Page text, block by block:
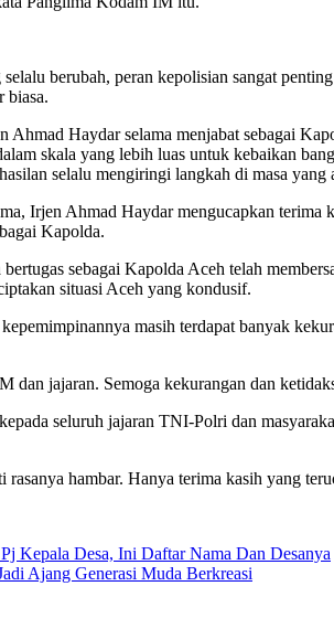
berubah, peran kepolisian sangat
biasa.
Ahmad Haydar selama menjabat sebagai
skala yang lebih luas untuk kebaikan
selalu mengiringi langkah di masa
Irjen Ahmad Haydar mengucapkan
Kapolda.
sebagai Kapolda Aceh telah
situasi Aceh yang kondusif.
masih terdapat banyak
dan jajaran. Semoga kekurangan dan
seluruh jajaran TNI-Polri dan
rasanya hambar. Hanya terima kasih yang
Kepala Desa, Ini Daftar Nama Dan Desanya
Ajang Generasi Muda Berkreasi